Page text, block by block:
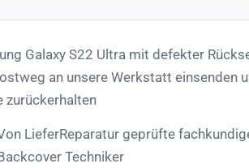
Galaxy S22 Ultra mit defekter
an unsere Werkstatt einsenden
zurückerhalten
LieferReparatur geprüfte
Techniker